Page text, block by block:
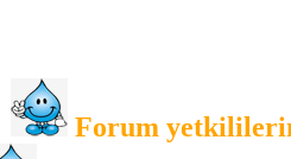
Forum